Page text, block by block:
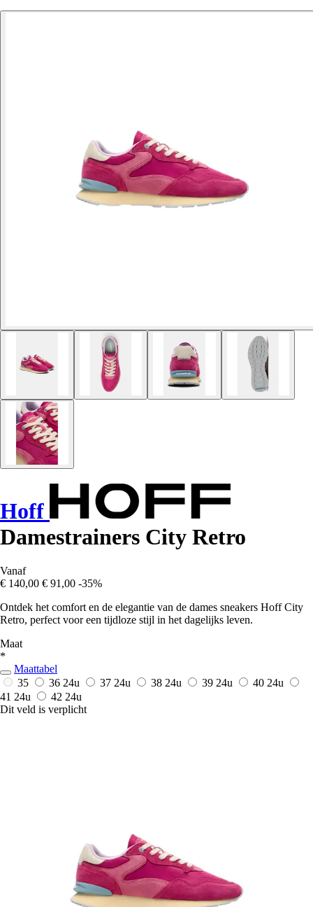
Hoff
Damestrainers City Retro
Vanaf
€ 140,00 € 91,00 -35%
Ontdek het comfort en de elegantie van de dames sneakers Hoff City
Retro, perfect voor een tijdloze stijl in het dagelijks leven.
Maat
*
Maattabel
35
36 24u 37 24u 38 24u 39 24u 40 24u
41 24u 42 24u
Dit veld is verplicht